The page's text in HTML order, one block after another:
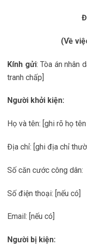
(Về
Kính gửi: Tòa án nhân
tranh chấp]
Người khởi kiện:
Họ và tên: [ghi rõ họ
Địa chỉ: [ghi địa chỉ
Số căn cước công dân:
Số điện thoại: [nếu có]
Email: [nếu có]
Người bị kiện: